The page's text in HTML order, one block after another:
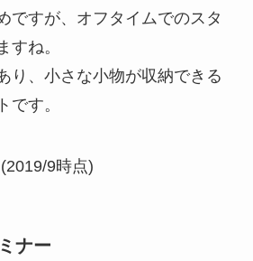
ですが、オフタイムでのスタ
すね。
り、小さな小物が収納できる
です。
9時点)
ナー